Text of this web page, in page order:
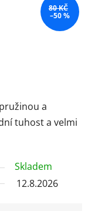
a
tuhost a velmi
Skladem
12.8.2026
80 KČ
–50 %